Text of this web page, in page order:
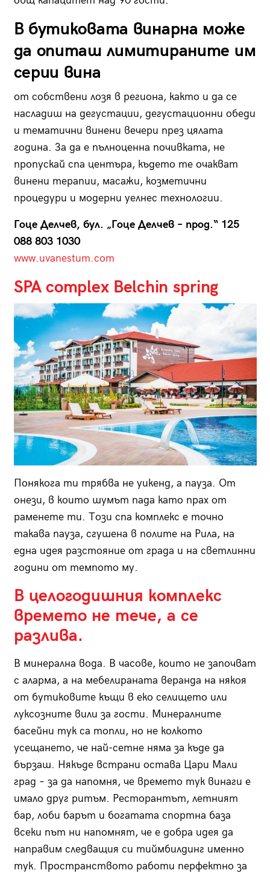
В бутиковата винарна може
да опиташ лимитираните им
серии вина
от собствени лозя в региона, както и да се
насладиш на дегустации, дегустационни обеди
и тематични винени вечери през цялата
година. За да е пълноценна почивката, не
пропускай спа центъра, където те очакват
винени терапии, масажи, козметични
процедури и модерни уелнес технологии.
Гоце Делчев, бул. „Гоце Делчев – прод.“ 125
088 803 1030
www.uvanestum.com
SPA complex Belchin spring
Понякога ти трябва не уикенд, а пауза. От
онези, в които шумът пада като прах от
раменете ти. Този спа комплекс е точно
такава пауза, сгушена в полите на Рила, на
една идея разстояние от града и на светлинни
години от темпото му.
В целогодишния комплекс
времето не тече, а се
разлива.
В минерална вода. В часове, които не започват
с аларма, а на мебелираната веранда на някоя
от бутиковите къщи в еко селището или
луксозните вили за гости. Минералните
басейни тук са топли, но не колкото
усещането, че най-сетне няма за къде да
бързаш. Някъде встрани остава Цари Мали
град – за да напомня, че времето тук винаги е
имало друг ритъм. Ресторантът, летният
бар, лоби барът и богатата спортна база
всеки път ни напомнят, че е добра идея да
направим следващия си тиймбилдинг именно
тук. Пространството работи перфектно за